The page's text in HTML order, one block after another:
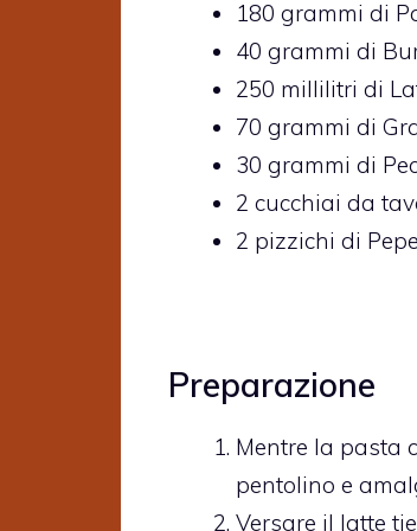
180 grammi di
40 grammi di
250 millilitri di
70 grammi di
30 grammi di
2 cucchiai da
2 pizzichi di
Preparazione
Mentre la pasta
pentolino e
Versare il latte